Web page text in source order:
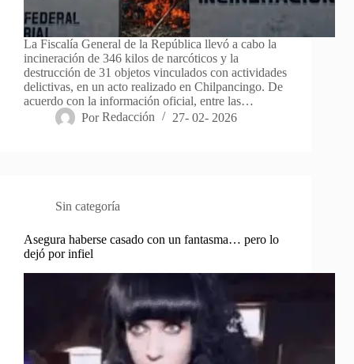
La Fiscalía General de la República llevó a cabo la
incineración de 346 kilos de narcóticos y la
destrucción de 31 objetos vinculados con actividades
delictivas, en un acto realizado en Chilpancingo. De
acuerdo con la información oficial, entre las…
Por Redacción 27- 02- 2026
Sin categoría
Asegura haberse casado con un fantasma… pero lo
dejó por infiel